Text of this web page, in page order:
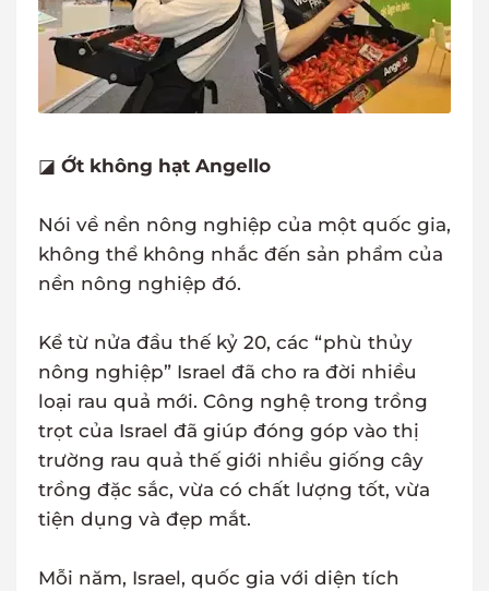
◪ Ớt không hạt Angello
Nói về nền nông nghiệp của một quốc gia,
không thể không nhắc đến sản phẩm của
nền nông nghiệp đó.
Kể từ nửa đầu thế kỷ 20, các “phù thủy
nông nghiệp” Israel đã cho ra đời nhiều
loại rau quả mới. Công nghệ trong trồng
trọt của Israel đã giúp đóng góp vào thị
trường rau quả thế giới nhiều giống cây
trồng đặc sắc, vừa có chất lượng tốt, vừa
tiện dụng và đẹp mắt.
Mỗi năm, Israel, quốc gia với diện tích